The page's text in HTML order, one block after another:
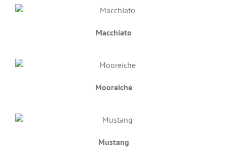
Macchiato
Mooreiche
Mustang